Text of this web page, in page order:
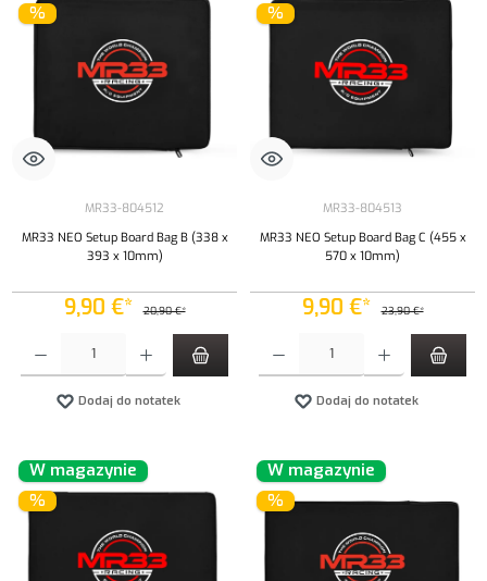
%
MR33-804512
MR33 NEO Setup Board Bag B (338 x
393 x 10mm)
9,90 €* 20,90 €*
Dodaj do notatek
%
MR33-804513
MR33 NEO Setup Board Bag C (455 x
570 x 10mm)
9,90 €* 23,90 €*
Dodaj do notatek
W magazynie
%
W magazynie
%